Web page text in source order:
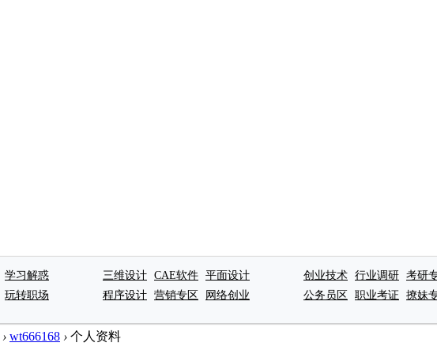
学习解惑
玩转职场
三维设计 CAE软件 平面设计
程序设计 营销专区 网络创业
创业技术 行业调研 考研
公务员区
职业考证 撩妹
› wt666168 › 个人资料